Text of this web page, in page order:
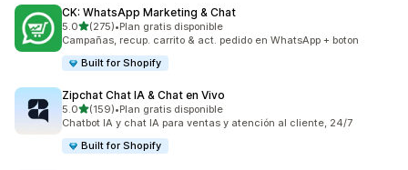
CK: WhatsApp Marketing & Chat
5.0de 5 estrellas
(275)
275 reseñas en total
•Plan gratis disponible
Campañas, recup. carrito & act. pedido en WhatsApp + boton
Built for Shopify
Zipchat Chat IA & Chat en Vivo
5.0de 5 estrellas
(159)
159 reseñas en total
•Plan gratis disponible
Chatbot IA y chat IA para ventas y atención al cliente, 24/7
Built for Shopify